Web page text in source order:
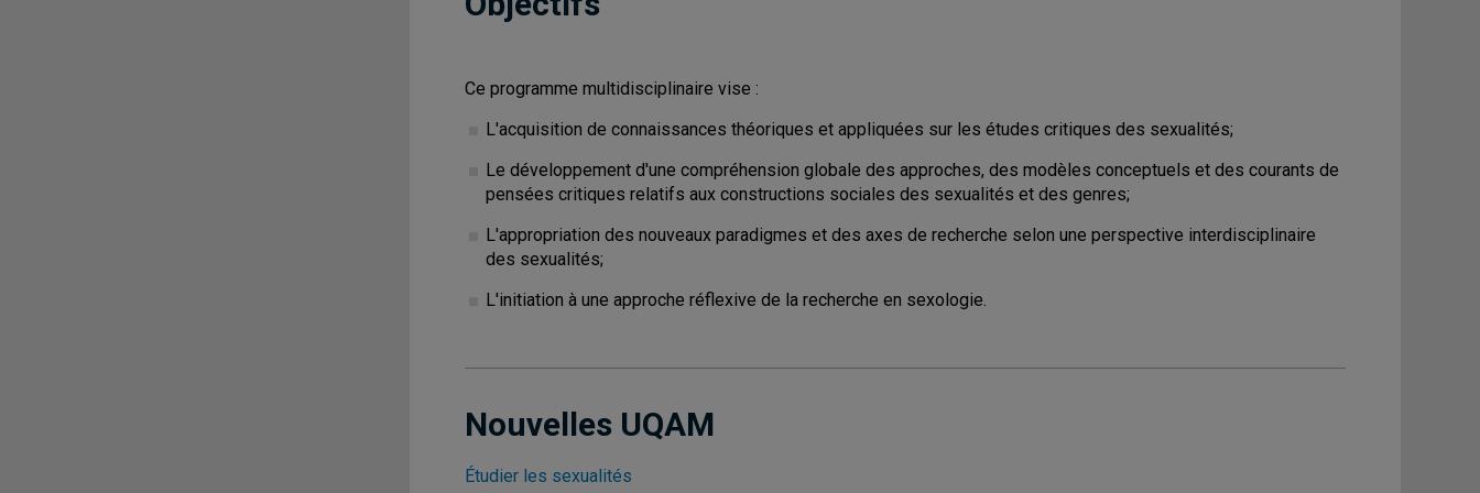
Ce programme multidisciplinaire vise :
L'acquisition de connaissances théoriques et appliquées sur les études critiques des sexualités;
Le développement d'une compréhension globale des approches, des modèles conceptuels et des courants de
pensées critiques relatifs aux constructions sociales des sexualités et des genres;
L'appropriation des nouveaux paradigmes et des axes de recherche selon une perspective interdisciplinaire
des sexualités;
L'initiation à une approche réflexive de la recherche en sexologie.
Nouvelles UQAM
Étudier les sexualités